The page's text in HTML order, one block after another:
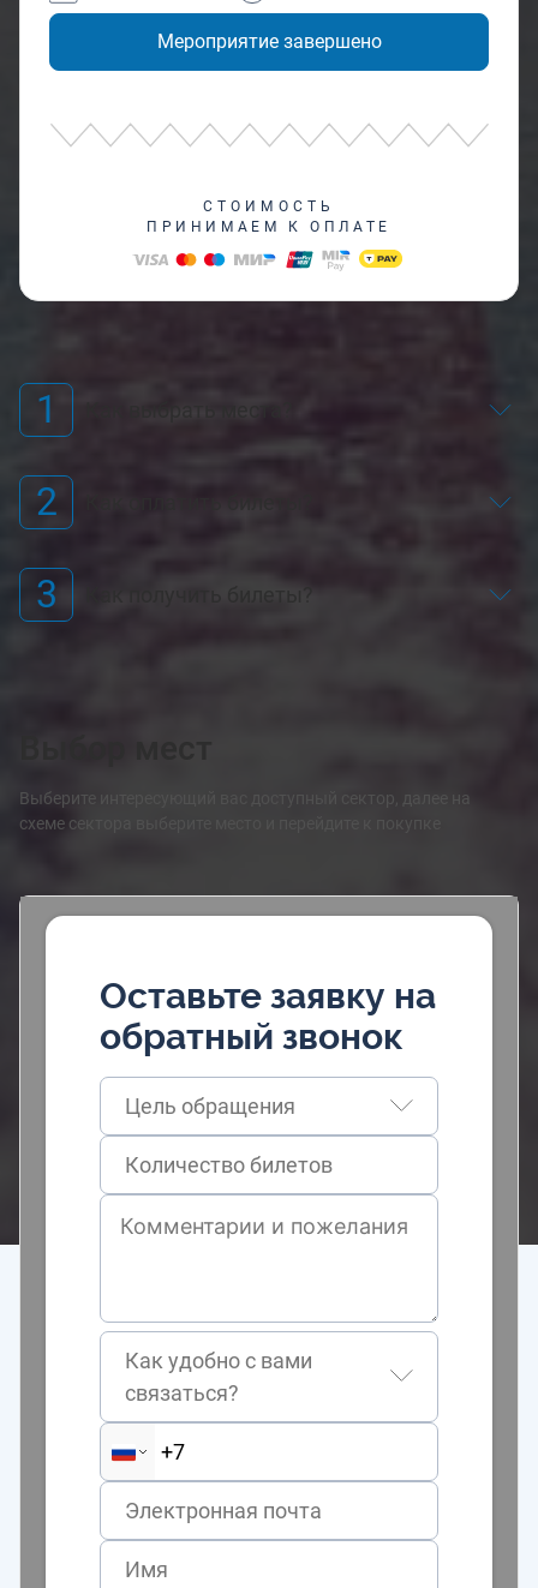
Мероприятие завершено
СТОИМОСТЬ
ПРИНИМАЕМ К ОПЛАТЕ
1
2
3
Выберите интересующий вас доступный сектор, далее на
схеме сектора выберите место и перейдите к покупке
Оставьте заявку на
обратный звонок
Цель обращения
Как удобно с вами
связаться?